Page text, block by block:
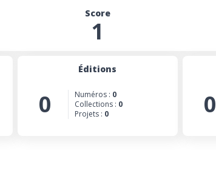
Score
1
Éditions
0 Numéros : 0
Collections : 0
Projets : 0 0